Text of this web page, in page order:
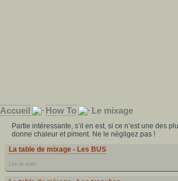
Accueil How To Le mixage
Partie intéressante, s’il en est, si ce n’est une des
donne chaleur et piment. Ne le négligez pas !
La table de mixage - Les BUS
Lire la suite